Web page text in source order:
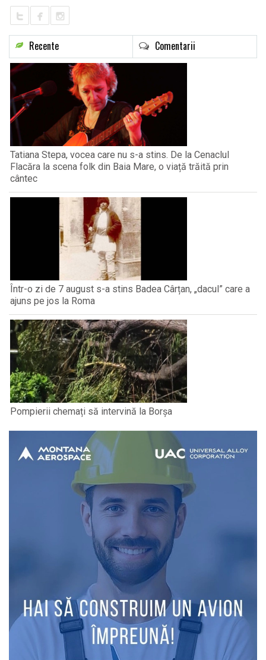
Recente Comentarii
Tatiana Stepa, vocea care nu s-a stins. De la Cenaclul
Flacăra la scena folk din Baia Mare, o viață trăită prin
cântec
Într-o zi de 7 august s-a stins Badea Cârțan, „dacul” care a
ajuns pe jos la Roma
Pompierii chemați să intervină la Borșa